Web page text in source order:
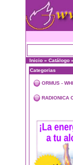
Inicio » Catálogo »
Categorias
ORMUS -
RADIONICA